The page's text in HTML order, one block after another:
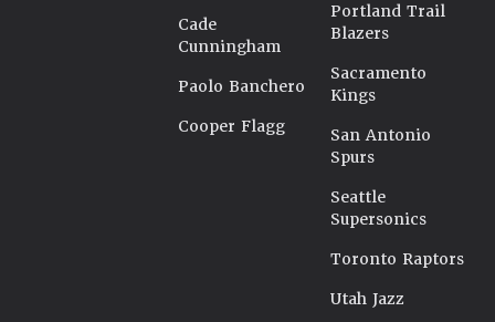
Cade
Cunningham
Paolo Banchero
Cooper Flagg
Portland Trail
Blazers
Sacramento
Kings
San Antonio
Spurs
Seattle
Supersonics
Toronto Raptors
Utah Jazz